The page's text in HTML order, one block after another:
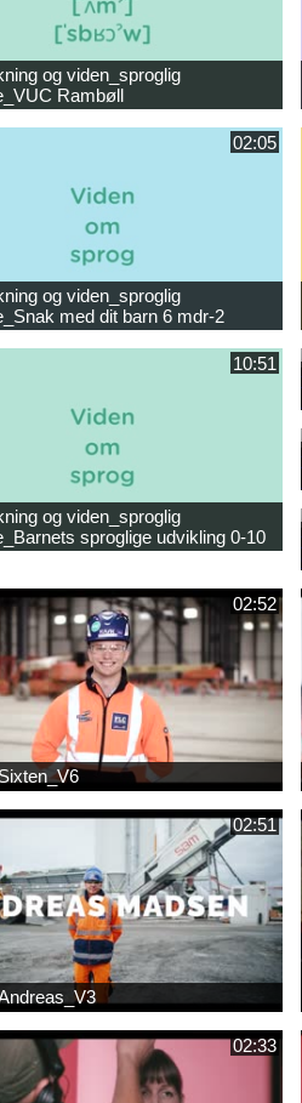
og viden_sproglig
Rambøll
02:05
og viden_sproglig
med dit barn 6 mdr-2
10:51
og viden_sproglig
sproglige udvikling 0-10
film.mp4
02:52
02:51
02:33